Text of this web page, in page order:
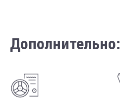
Дополнительно: